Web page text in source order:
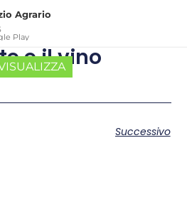
e il vino
Successivo
Agrario
Play